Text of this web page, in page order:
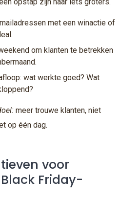
opstap zijn naar iets groters.
met een winactie of
om klanten te betrekken
wat werkte goed? Wat
meer trouwe klanten, niet
op één dag.
voor
Friday-